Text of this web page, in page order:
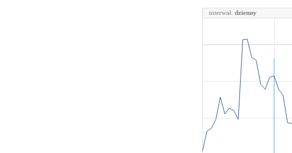
interwał: dzienny